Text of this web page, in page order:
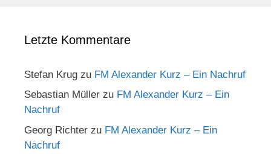
Letzte Kommentare
Stefan Krug zu FM Alexander Kurz – Ein Nachruf
Sebastian Müller zu FM Alexander Kurz – Ein
Nachruf
Georg Richter zu FM Alexander Kurz – Ein
Nachruf